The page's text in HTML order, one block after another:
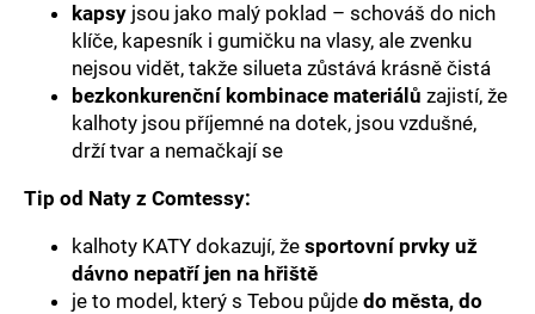
kapsy jsou jako malý poklad – schováš do nich
klíče, kapesník i gumičku na vlasy, ale zvenku
nejsou vidět, takže silueta zůstává krásně čistá
bezkonkurenční kombinace materiálů zajistí, že
kalhoty jsou příjemné na dotek, jsou vzdušné,
drží tvar a nemačkají se
Tip od Naty z Comtessy:
kalhoty KATY dokazují, že sportovní prvky už
dávno nepatří jen na hřiště
je to model, který s Tebou půjde do města, do